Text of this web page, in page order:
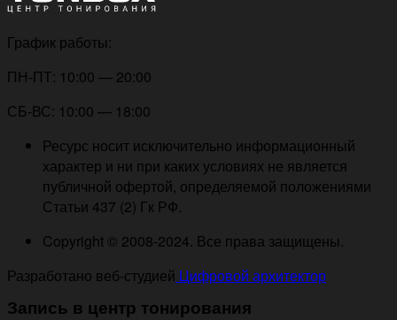
График работы:
ПН-ПТ: 10:00 — 20:00
СБ-ВС: 10:00 — 18:00
Ресурс носит исключительно информационный
характер и ни при каких условиях не является
публичной офертой, определяемой положениями
Статьи 437 (2) Гк РФ.
Copyright © 2008-2024. Все права защищены.
Разработано веб-студией Цифровой архитектор
Запись в центр тонирования